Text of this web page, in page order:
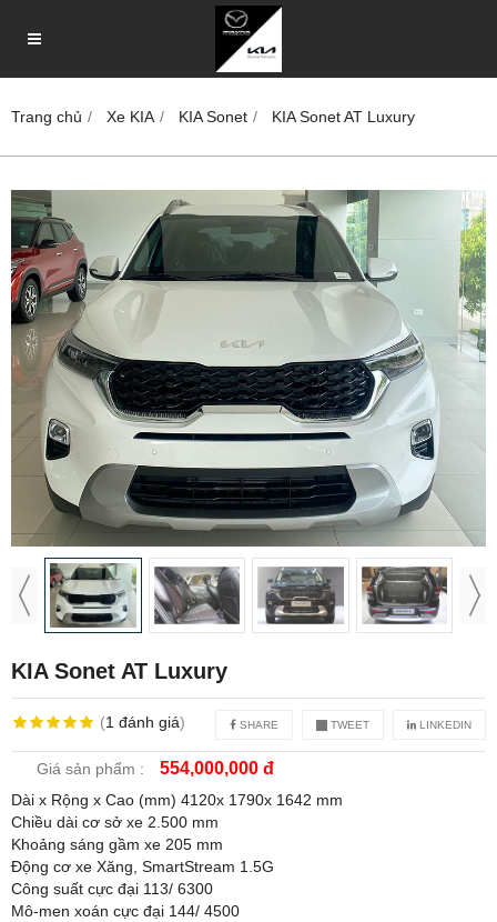
Trang chủ Xe KIA KIA Sonet KIA Sonet AT Luxury
KIA Sonet AT Luxury
(1 đánh giá) SHARE TWEET LINKEDIN
Giá sản phẩm : 554,000,000 đ
Dài x Rộng x Cao (mm) 4120x 1790x 1642 mm
Chiều dài cơ sở xe 2.500 mm
Khoảng sáng gầm xe 205 mm
Động cơ xe Xăng, SmartStream 1.5G
Công suất cực đại 113/ 6300
Mô-men xoán cực đại 144/ 4500